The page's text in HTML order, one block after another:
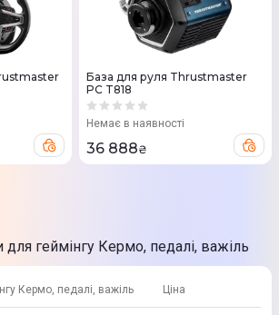
База для руля Thrustmaster
PC T818
Немає в наявності
36 888₴
для геймінгу Кермо, педалі, важіль
Кермо, педалі, важіль Ціна